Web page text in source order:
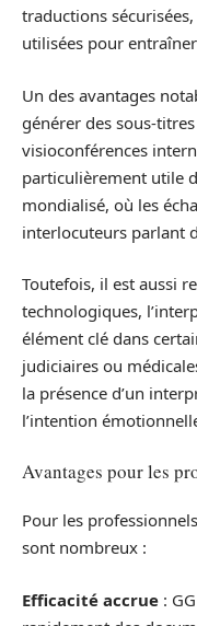
traductions
utilisées pour
Un des avantages
générer des sous-
visioconférences
particulièrement utile
mondialisé, où les
interlocuteurs parlant
Toutefois, il est aussi
technologiques,
élément clé dans
judiciaires ou
la présence d’un
l’intention
Avantages pour les
Pour les
sont nombreux :
Efficacité accrue :